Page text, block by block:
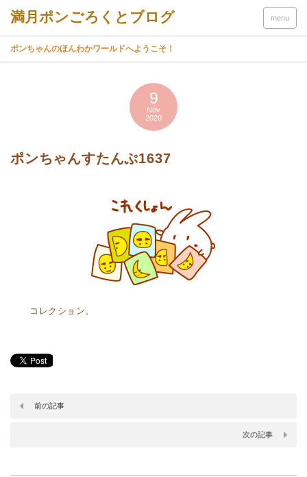
menu
ポンちゃんのほんわかワールドへようこそ！
9
Nov
2020
ポンちゃんすたんぷ1637
コレクション。
前の記事
次の記事